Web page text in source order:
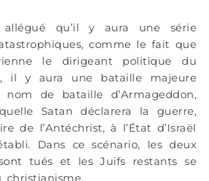
qu’il y aura une série
comme le fait que
le dirigeant politique du
il y aura une bataille majeure
de bataille d’Armageddon,
Satan déclarera la guerre,
de l’Antéchrist, à l’État d’Israël
Dans ce scénario, les deux
tués et les Juifs restants se
christianisme.